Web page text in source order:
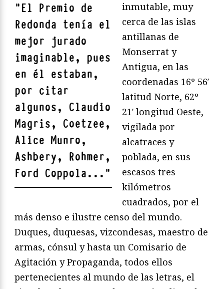
"El Premio de
Redonda tenía el
mejor jurado
imaginable, pues
en él estaban,
por citar
algunos, Claudio
Magris, Coetzee,
Alice Munro,
Ashbery, Rohmer,
Ford Coppola... "
inmutable, muy
cerca de las islas
antillanas de
Monserrat y
Antigua, en las
coordenadas 16º 56′
latitud Norte, 62º
21′ longitud Oeste,
vigilada por
alcatraces y
poblada, en sus
escasos tres
kilómetros
cuadrados, por el
más denso e ilustre censo del mundo.
Duques, duquesas, vizcondesas, maestro de
armas, cónsul y hasta un Comisario de
Agitación y Propaganda, todos ellos
pertenecientes al mundo de las letras, el